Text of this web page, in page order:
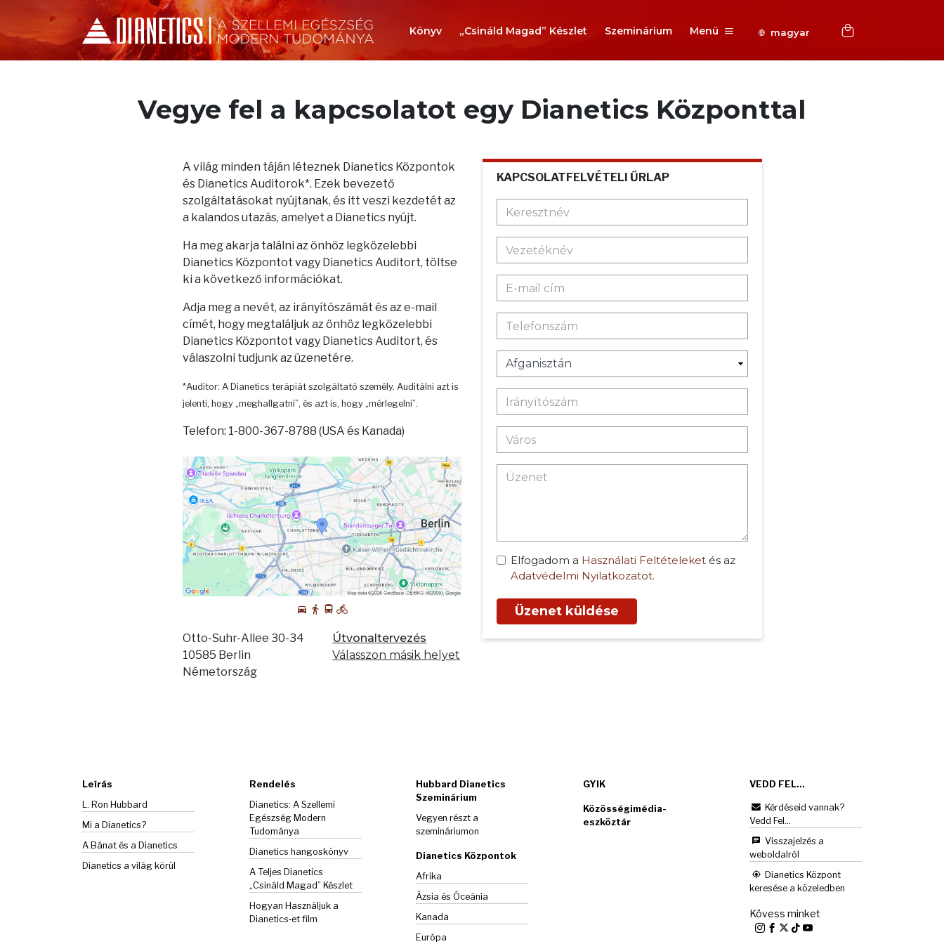
Könyv „Csináld Magad” Készlet Szeminárium Menü magyar
Vegye fel a kapcsolatot egy Dianetics Központtal
A világ minden táján léteznek Dianetics Központok
és Dianetics Auditorok*. Ezek bevezető
szolgáltatásokat nyújtanak, és itt veszi kezdetét az
a kalandos utazás, amelyet a Dianetics nyújt.
Ha meg akarja találni az önhöz legközelebbi
Dianetics Központot vagy Dianetics Auditort, töltse
ki a következő információkat.
Adja meg a nevét, az irányítószámát és az e-mail
címét, hogy megtaláljuk az önhöz legközelebbi
Dianetics Központot vagy Dianetics Auditort, és
válaszolni tudjunk az üzenetére.
*Auditor: A Dianetics terápiát szolgáltató személy. Auditálni azt is
jelenti, hogy „meghallgatni”, és azt is, hogy „mérlegelni”.
Telefon: 1-800-367-8788 (USA és Kanada)
Otto-Suhr-Allee 30-34
10585 Berlin
Németország
Útvonaltervezés
Válasszon másik helyet
KAPCSOLATFELVÉTELI ŰRLAP
Elfogadom a Használati Feltételeket és az
Adatvédelmi Nyilatkozatot.
Üzenet küldése
Leírás
L. Ron Hubbard
Mi a Dianetics?
A Bánat és a Dianetics
Dianetics a világ körül
Rendelés
Dianetics: A Szellemi
Egészség Modern
Tudománya
Dianetics hangoskönyv
A Teljes Dianetics
„Csináld Magad” Készlet
Hogyan Használjuk a
Dianetics‑et film
Hubbard Dianetics
Szeminárium
Vegyen részt a
szemináriumon
Dianetics Központok
Afrika
Ázsia és Óceánia
Kanada
Európa
GYIK
Közösségimédia-
eszköztár
VEDD FEL...
Kérdéseid vannak?
Vedd Fel...
Visszajelzés a
weboldalról
Dianetics Központ
keresése a közeledben
Kövess minket